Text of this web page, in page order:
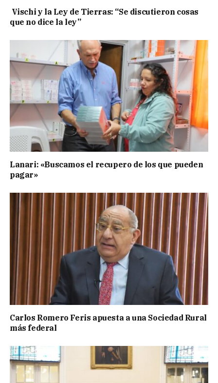
Vischi y la Ley de Tierras: “Se discutieron cosas
que no dice la ley”
Lanari: «Buscamos el recupero de los que pueden
pagar»
Carlos Romero Feris apuesta a una Sociedad Rural
más federal